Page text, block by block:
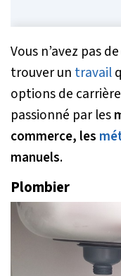
Vous n’avez pas
trouver un travail
options de
passionné par les
commerce, les
manuels.
Plombier